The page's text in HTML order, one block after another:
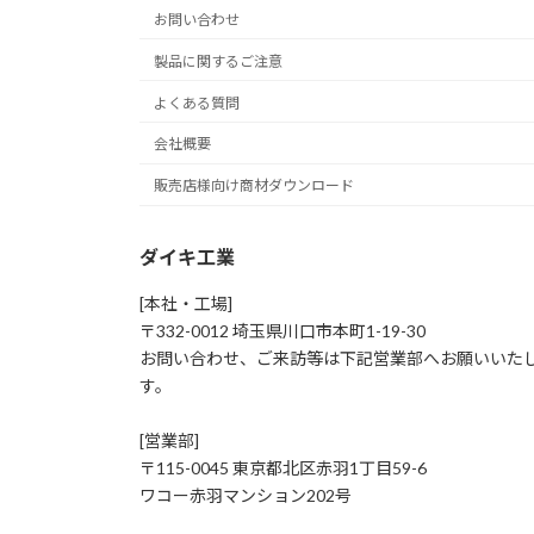
お問い合わせ
製品に関するご注意
よくある質問
会社概要
販売店様向け商材ダウンロード
ダイキ工業
[本社・工場]
〒332-0012 埼玉県川口市本町1-19-30
お問い合わせ、ご来訪等は下記営業部へお願いいた
す。
[営業部]
〒115-0045 東京都北区赤羽1丁目59-6
ワコー赤羽マンション202号